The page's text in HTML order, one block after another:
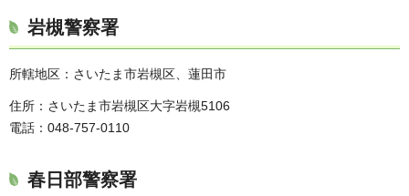
岩槻警察署
所轄地区：さいたま市岩槻区、蓮田市
住所：さいたま市岩槻区大字岩槻5106
電話：048-757-0110
春日部警察署